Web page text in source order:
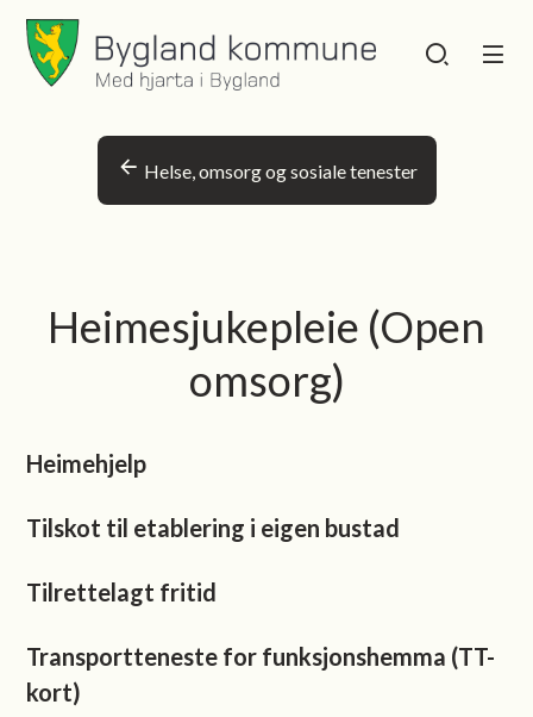
Bygland kommune
Du er her:
Helse, omsorg og sosiale tenester
Heimesjukepleie (Open
omsorg)
Heimehjelp
Tilskot til etablering i eigen bustad
Tilrettelagt fritid
Transportteneste for funksjonshemma (TT-
kort)